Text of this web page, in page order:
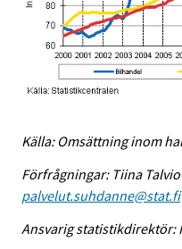
Källa: Omsättning inom
Förfrågningar: Tiina Talvio
palvelut.suhdanne@stat.fi
Ansvarig statistikdirektör: